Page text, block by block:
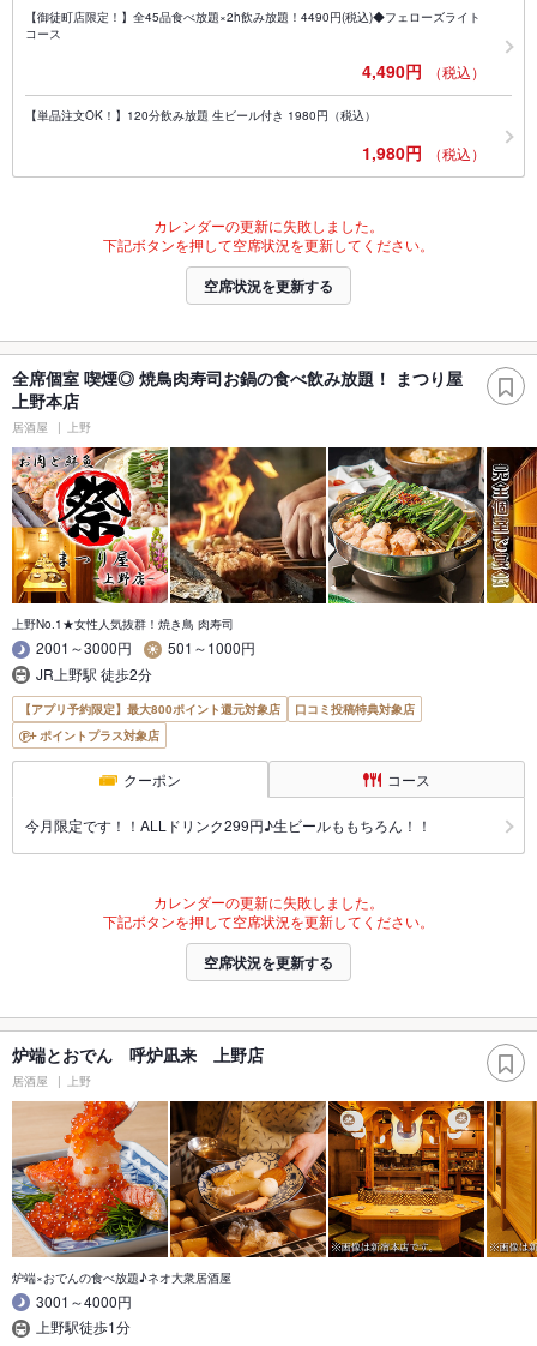
【御徒町店限定！】全45品食べ放題×2h飲み放題！4490円(税込)◆フェローズライト
コース
4,490円 （税込）
【単品注文OK！】120分飲み放題 生ビール付き 1980円（税込）
1,980円 （税込）
カレンダーの更新に失敗しました。
下記ボタンを押して空席状況を更新してください。
空席状況を更新する
全席個室 喫煙◎ 焼鳥肉寿司お鍋の食べ飲み放題！ まつり屋
上野本店
居酒屋 上野
上野No.1★女性人気抜群！焼き鳥 肉寿司
2001～3000円
501～1000円
JR上野駅 徒歩2分
【アプリ予約限定】最大800ポイント還元対象店
口コミ投稿特典対象店
ポイントプラス対象店
クーポン コース
今月限定です！！ALLドリンク299円♪生ビールももちろん！！
カレンダーの更新に失敗しました。
下記ボタンを押して空席状況を更新してください。
空席状況を更新する
炉端とおでん 呼炉凪来 上野店
居酒屋 上野
炉端×おでんの食べ放題♪ネオ大衆居酒屋
3001～4000円
上野駅徒歩1分